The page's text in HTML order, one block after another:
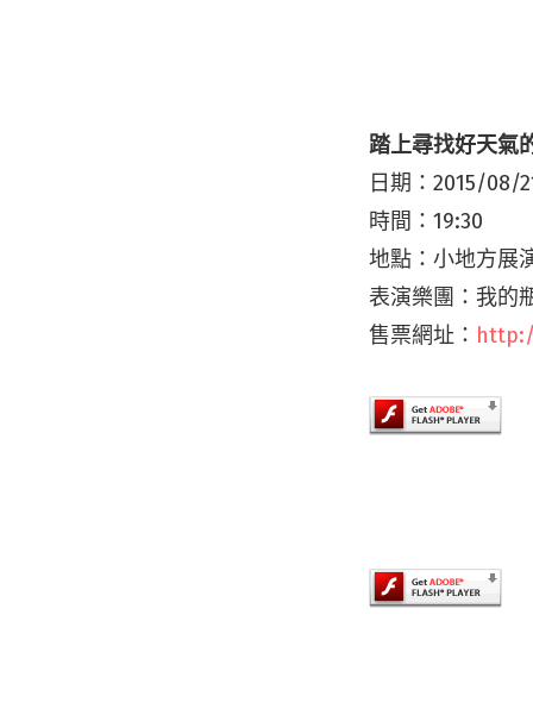
踏上尋找好天氣
日期：2015/08/
時間：19:30
地點：小地方展
表演樂團：我的
售票網址：